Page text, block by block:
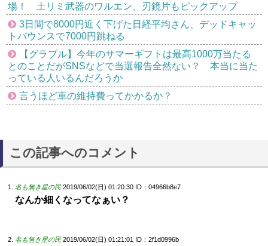
場！ 土リミ武器のワルエン、刃鏡片もピックアップ
3日間で8000円近く下げた日経平均さん、デッドキャッ
トバウンスで7000円跳ねる
【グラブル】今年のサマーギフトは最高1000万当たる
とのことだがSNSなどで当選報告全然ない？ 本当に当た
っている人いるんだろうか
言うほど車の維持費ってかかるか？
この記事へのコメント
名も無き星の民 2019/06/02(日) 01:20:30 ID：04966b8e7
なんか細くなってなぁい？
名も無き星の民 2019/06/02(日) 01:21:01 ID：2f1d0996b